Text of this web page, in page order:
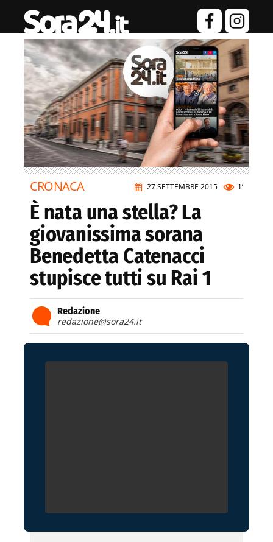
27 SETTEMBRE 2015 1’
CRONACA
È nata una stella? La
giovanissima sorana
Benedetta Catenacci
stupisce tutti su Rai 1
Redazione
redazione@sora24.it